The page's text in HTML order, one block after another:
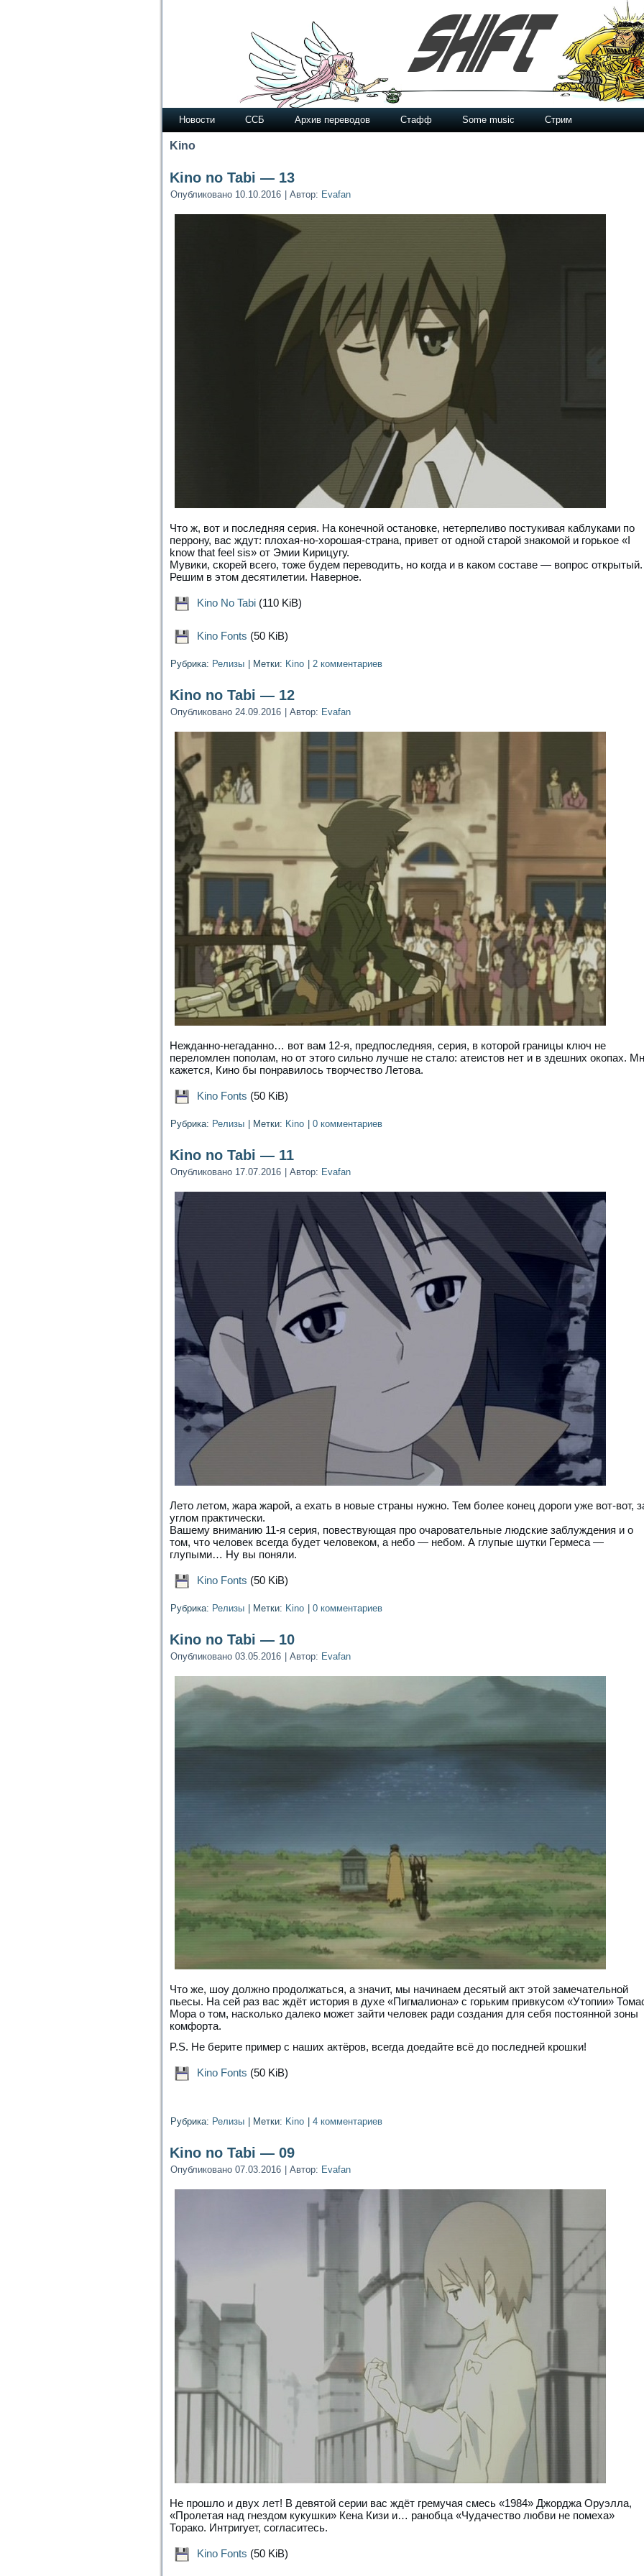
Новости ССБ Архив переводов Стафф Some music Стрим
Kino
Kino no Tabi — 13
Опубликовано 10.10.2016 Автор: Evafan
Что ж, вот и последняя серия. На конечной остановке, нетерпеливо постукивая каблуками по
перрону, вас ждут: плохая-но-хорошая-страна, привет от одной старой знакомой и горькое «I
know that feel sis» от Эмии Кирицугу.
Мувики, скорей всего, тоже будем переводить, но когда и в каком составе — вопрос открытый.
Решим в этом десятилетии. Наверное.
Kino No Tabi (110 KiB)
Kino Fonts (50 KiB)
Рубрика: Релизы Метки: Kino 2 комментариев
Kino no Tabi — 12
Опубликовано 24.09.2016 Автор: Evafan
Нежданно-негаданно… вот вам 12-я, предпоследняя, серия, в которой границы ключ не
переломлен пополам, но от этого сильно лучше не стало: атеистов нет и в здешних окопах.
кажется, Кино бы понравилось творчество Летова.
Kino Fonts (50 KiB)
Рубрика: Релизы Метки: Kino 0 комментариев
Kino no Tabi — 11
Опубликовано 17.07.2016 Автор: Evafan
Лето летом, жара жарой, а ехать в новые страны нужно. Тем более конец дороги уже вот-вот,
углом практически.
Вашему вниманию 11-я серия, повествующая про очаровательные людские заблуждения и о
том, что человек всегда будет человеком, а небо — небом. А глупые шутки Гермеса —
глупыми… Ну вы поняли.
Kino Fonts (50 KiB)
Рубрика: Релизы Метки: Kino 0 комментариев
Kino no Tabi — 10
Опубликовано 03.05.2016 Автор: Evafan
Что же, шоу должно продолжаться, а значит, мы начинаем десятый акт этой замечательной
пьесы. На сей раз вас ждёт история в духе «Пигмалиона» с горьким привкусом «Утопии»
Мора о том, насколько далеко может зайти человек ради создания для себя постоянной зоны
комфорта.
P.S. Не берите пример с наших актёров, всегда доедайте всё до последней крошки!
Kino Fonts (50 KiB)
Рубрика: Релизы Метки: Kino 4 комментариев
Kino no Tabi — 09
Опубликовано 07.03.2016 Автор: Evafan
Не прошло и двух лет! В девятой серии вас ждёт гремучая смесь «1984» Джорджа Оруэлла,
«Пролетая над гнездом кукушки» Кена Кизи и… ранобца «Чудачество любви не помеха»
Торако. Интригует, согласитесь.
Kino Fonts (50 KiB)